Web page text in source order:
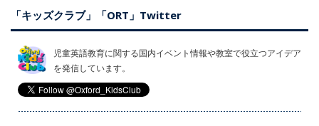
「キッズクラブ」「ORT」Twitter
児童英語教育に関する国内イベント情報や教室で役立つアイデア
を発信しています。